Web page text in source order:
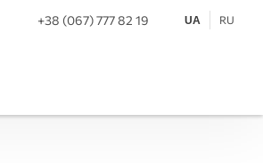
+38 (067) 777 82 19 UA RU